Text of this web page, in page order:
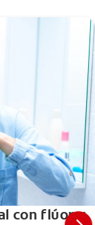
con flúor y